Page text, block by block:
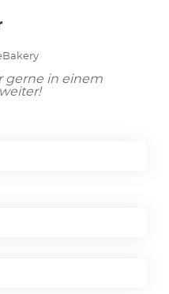
gerne in einem